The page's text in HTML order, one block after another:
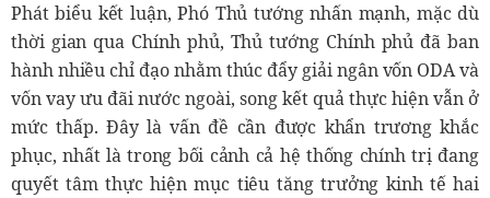
Phát biểu kết luận, Phó Thủ tướng nhấn mạnh, mặc dù
thời gian qua Chính phủ, Thủ tướng Chính phủ đã ban
hành nhiều chỉ đạo nhằm thúc đẩy giải ngân vốn ODA và
vốn vay ưu đãi nước ngoài, song kết quả thực hiện vẫn ở
mức thấp. Đây là vấn đề cần được khẩn trương khắc
phục, nhất là trong bối cảnh cả hệ thống chính trị đang
quyết tâm thực hiện mục tiêu tăng trưởng kinh tế hai